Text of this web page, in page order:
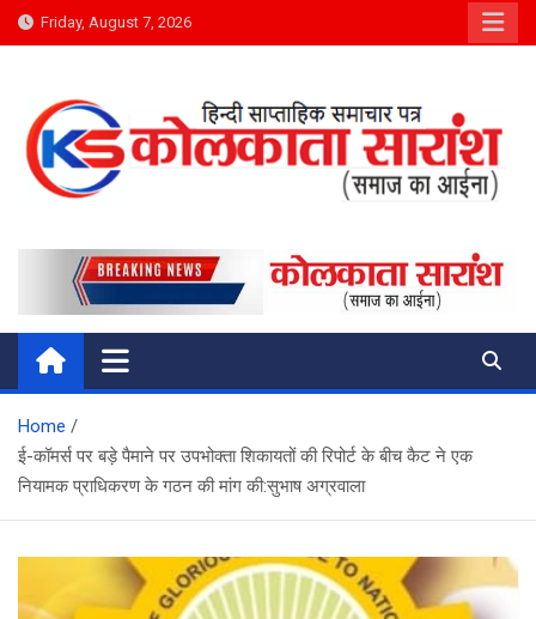
Skip
to
Friday, August 7, 2026
Kolkata Saransh News
समाज का आईना
Home
ई-कॉमर्स पर बड़े पैमाने पर उपभोक्ता शिकायतों की रिपोर्ट के बीच कैट ने एक
नियामक प्राधिकरण के गठन की मांग की:सुभाष अग्रवाला